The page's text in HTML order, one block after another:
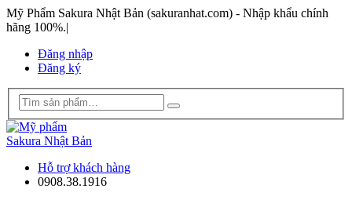
Mỹ Phẩm Sakura Nhật Bản (sakuranhat.com) - Nhập khẩu chính
hãng 100%.|
Đăng nhập
Đăng ký
Hỗ trợ khách hàng
0908.38.1916